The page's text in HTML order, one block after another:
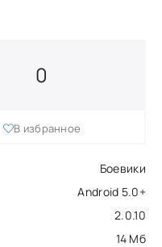
Боевики
Android 5.0+
2.0.10
14 Мб
0
В избранное